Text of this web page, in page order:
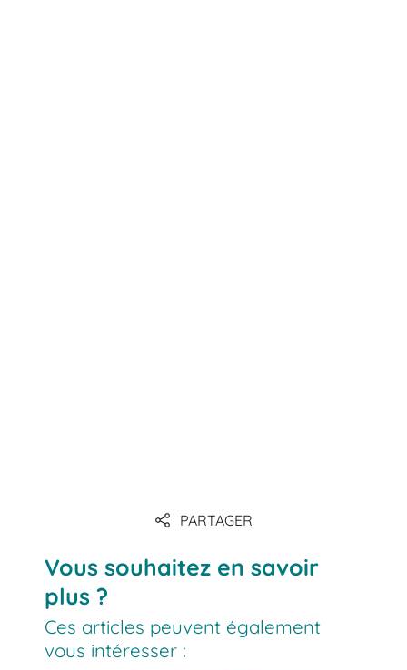
PARTAGER
Vous souhaitez en savoir
plus ?
Ces articles peuvent également
vous intéresser :